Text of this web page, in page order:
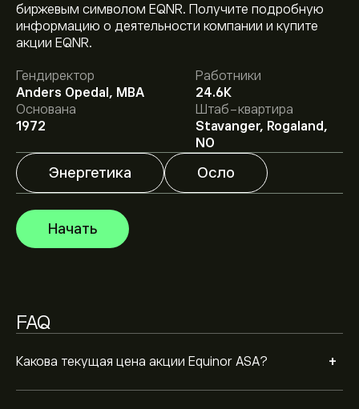
биржевым символом EQNR. Получите подробную
информацию о деятельности компании и купите
акции EQNR.
Гендиректор
Anders Opedal, MBA
Работники
24.6K
Основана
1972
Штаб-квартира
Stavanger, Rogaland,
NO
Энергетика Осло
Начать
FAQ
Какова текущая цена акции Equinor ASA? +
Текущая цена акции EQNR.OL составляет 372.00‎kr‎.
Средняя целевая цена акции Equinor ASA составляет
372.00‎kr‎.Зарегистрируйтесь
на eToro, чтобы
получить подробные прогнозы и целевые цены от
аналитиков.
Аналитики предоставляют прогнозы по акции
Equinor ASA, основываясь на рыночных тенденциях,
финансовых отчетах и предполагаемом росте.
Ознакомьтесь с последним прогнозом для будущих
Рыночная капитализация Equinor ASA — это
889.36B‎kr‎